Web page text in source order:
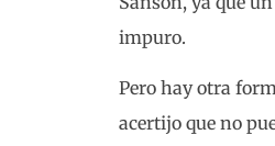
impuro.
Pero hay otra
acertijo que no